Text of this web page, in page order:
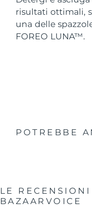
risultati ottimali,
una delle
FOREO LUNA™.
POTREBBE
LE
BAZAARVOICE